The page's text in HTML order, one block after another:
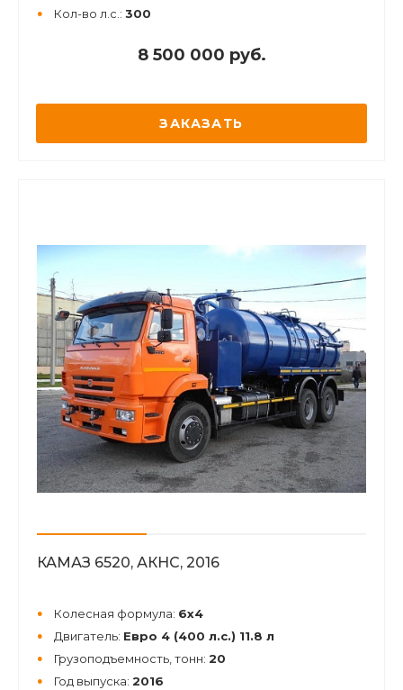
Кол-во л.с.: 300
8 500 000 руб.
ЗАКАЗАТЬ
КАМАЗ 6520, АКНС, 2016
Колесная формула: 6х4
Двигатель: Евро 4 (400 л.с.) 11.8 л
Грузоподъемность, тонн: 20
Год выпуска: 2016